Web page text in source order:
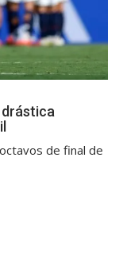
drástica
de final de